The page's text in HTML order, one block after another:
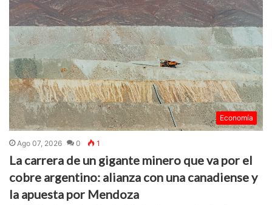
Economía
Ago 07, 2026 0 1
La carrera de un gigante minero que va por el
cobre argentino: alianza con una canadiense y
la apuesta por Mendoza